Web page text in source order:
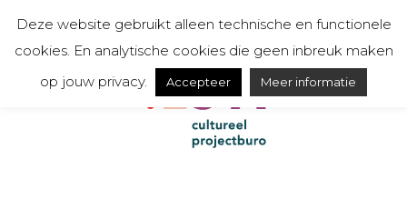
Deze website gebruikt alleen technische en functionele
cookies. En analytische cookies die geen inbreuk maken
op jouw privacy.
Accepteer Meer informatie